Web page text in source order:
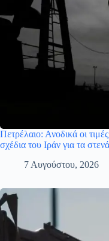
Πετρέλαιο: Ανοδικά οι
σχέδια του Ιράν για τα
7 Αυγούστου, 2026